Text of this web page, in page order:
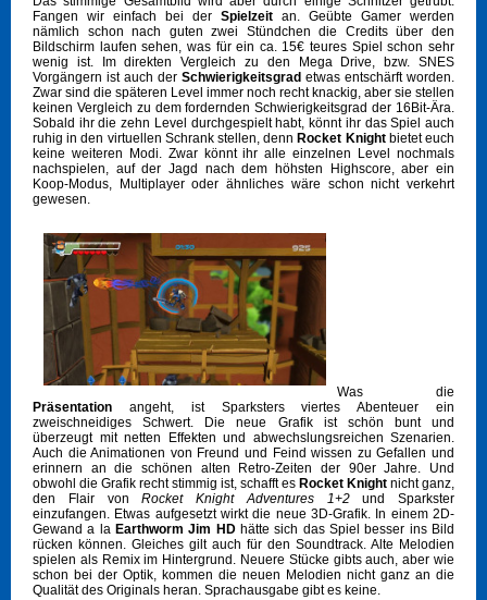
Fangen wir einfach bei der Spielzeit an. Geübte Gamer werden
nämlich schon nach guten zwei Stündchen die Credits über den
Bildschirm laufen sehen, was für ein ca. 15€ teures Spiel schon sehr
wenig ist. Im direkten Vergleich zu den Mega Drive, bzw. SNES
Vorgängern ist auch der Schwierigkeitsgrad etwas entschärft worden.
Zwar sind die späteren Level immer noch recht knackig, aber sie stellen
keinen Vergleich zu dem fordernden Schwierigkeitsgrad der 16Bit-Ära.
Sobald ihr die zehn Level durchgespielt habt, könnt ihr das Spiel auch
ruhig in den virtuellen Schrank stellen, denn Rocket Knightbietet euch
keine weiteren Modi. Zwar könnt ihr alle einzelnen Level nochmals
nachspielen, auf der Jagd nach dem höhsten Highscore, aber ein
Koop-Modus, Multiplayer oder ähnliches wäre schon nicht verkehrt
gewesen.
Was die
Präsentation angeht, ist Sparksters viertes Abenteuer ein
zweischneidiges Schwert. Die neue Grafik ist schön bunt und
überzeugt mit netten Effekten und abwechslungsreichen Szenarien.
Auch die Animationen von Freund und Feind wissen zu Gefallen und
erinnern an die schönen alten Retro-Zeiten der 90er Jahre. Und
obwohl die Grafik recht stimmig ist, schafft es Rocket Knight nicht ganz,
den Flair vonRocket Knight Adventures 1+2und Sparkster
einzufangen. Etwas aufgesetzt wirkt die neue 3D-Grafik. In einem 2D-
Gewand a la Earthworm Jim HDhätte sich das Spiel besser ins Bild
rücken können. Gleiches gilt auch für den Soundtrack. Alte Melodien
spielen als Remix im Hintergrund. Neuere Stücke gibts auch, aber wie
schon bei der Optik, kommen die neuen Melodien nicht ganz an die
Qualität des Originals heran. Sprachausgabe gibt es keine.